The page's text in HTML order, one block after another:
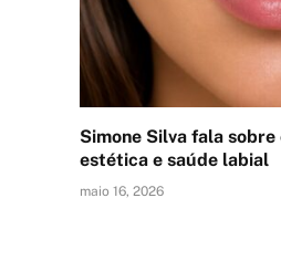
Simone Silva fala
estética e saúde labial
maio 16, 2026